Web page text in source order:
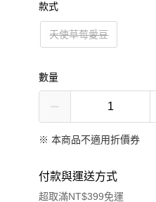
款式
天使草莓愛豆
數量
※ 本商品不適用折價券
付款與運送方式
超取滿NT$399免運